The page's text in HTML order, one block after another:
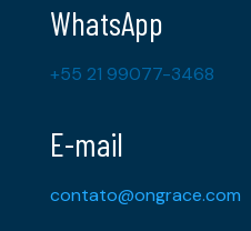
WhatsApp
+55 21 99077-3468
E-mail
contato@ongrace.com